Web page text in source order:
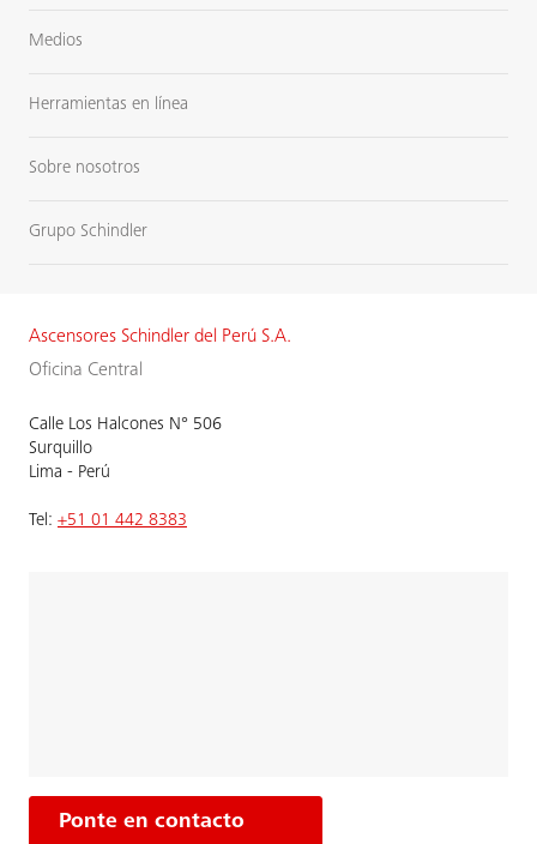
Medios
Herramientas en línea
Sobre nosotros
Grupo Schindler
Ascensores Schindler del Perú S.A.
Oficina Central
Calle Los Halcones N° 506
Surquillo
Lima - Perú
Tel: +51 01 442 8383
Ponte en contacto